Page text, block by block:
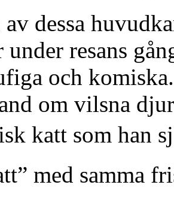
dessa
under resans
och
om vilsna
katt som han
med samma